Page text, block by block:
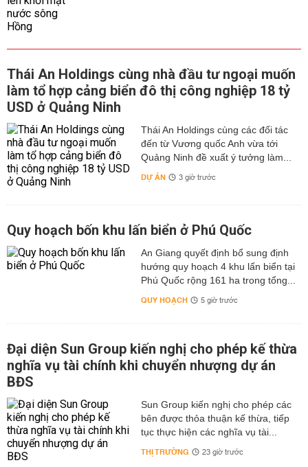
Thái An Holdings cùng nhà đầu tư ngoại muốn
làm tổ hợp cảng biển đô thị công nghiệp 18 tỷ
USD ở Quảng Ninh
Thái An Holdings cùng các đối tác
đến từ Vương quốc Anh vừa tới
Quảng Ninh đề xuất ý tưởng làm...
DỰ ÁN 3 giờ trước
Quy hoạch bốn khu lấn biển ở Phú Quốc
An Giang quyết định bổ sung định
hướng quy hoạch 4 khu lấn biển tại
Phú Quốc rộng 161 ha trong tổng...
QUY HOẠCH 5 giờ trước
Đại diện Sun Group kiến nghị cho phép kế thừa
nghĩa vụ tài chính khi chuyển nhượng dự án
BĐS
Sun Group kiến nghị cho phép các
bên được thỏa thuận kế thừa, tiếp
tục thực hiện các nghĩa vụ tài...
THỊ TRƯỜNG 23 giờ trước